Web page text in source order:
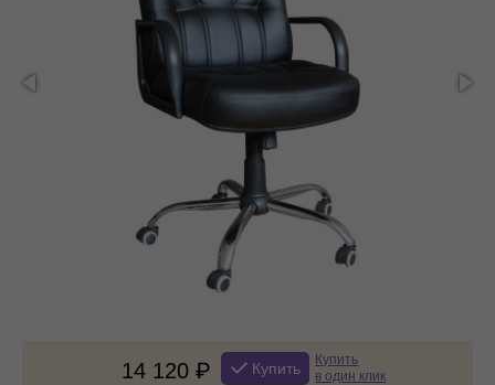
14 120 Купить
Купить
в один клик